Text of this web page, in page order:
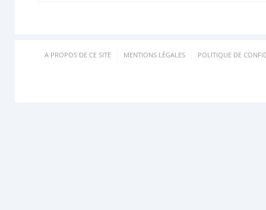
A PROPOS DE CE SITE MENTIONS LÉGALES POLITIQUE DE